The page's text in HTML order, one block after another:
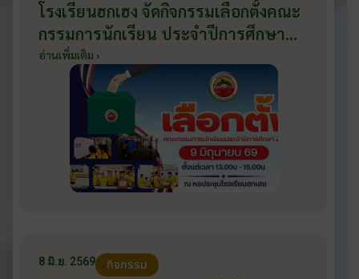
โรงเรียนฮกเฮง จัดกิจกรรมเลือกตั้งคณะ
กรรมการนักเรียน ประจำปีการศึกษา
2569 ส่งเสริมประชาธิปไตยในโรงเรียน
วันที่ 9 มิถุนายน 2569
อ่านเพิ่มเติม ›
8 มิ.ย. 2569 กิจกรรม